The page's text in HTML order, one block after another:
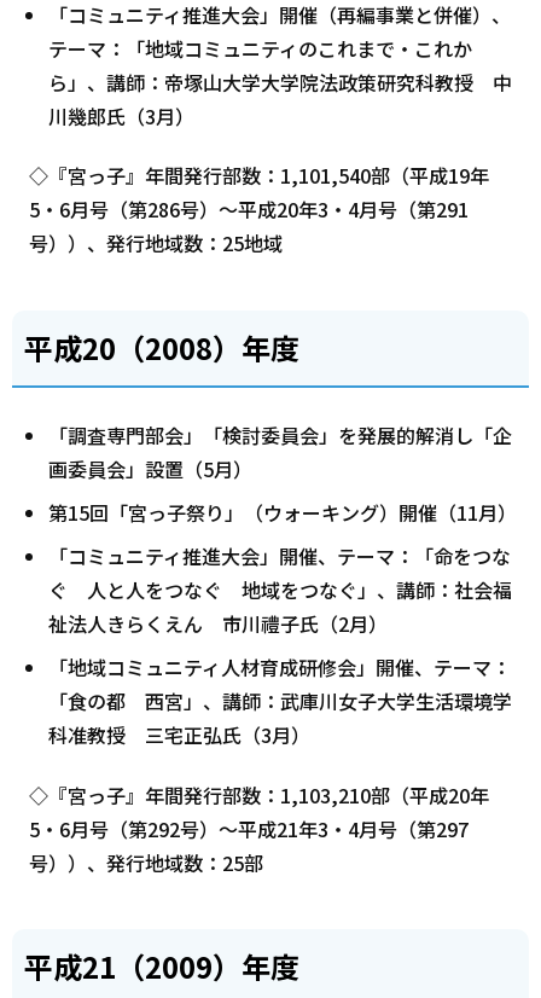
「コミュニティ推進大会」開催（再編事業と併催）、
テーマ：「地域コミュニティのこれまで・これか
ら」、講師：帝塚山大学大学院法政策研究科教授 中
川幾郎氏（3月）
◇『宮っ子』年間発行部数：1,101,540部（平成19年
5・6月号（第286号）～平成20年3・4月号（第291
号））、発行地域数：25地域
平成20（2008）年度
「調査専門部会」「検討委員会」を発展的解消し「企
画委員会」設置（5月）
第15回「宮っ子祭り」（ウォーキング）開催（11月）
「コミュニティ推進大会」開催、テーマ：「命をつな
ぐ 人と人をつなぐ 地域をつなぐ」、講師：社会福
祉法人きらくえん 市川禮子氏（2月）
「地域コミュニティ人材育成研修会」開催、テーマ：
「食の都 西宮」、講師：武庫川女子大学生活環境学
科准教授 三宅正弘氏（3月）
◇『宮っ子』年間発行部数：1,103,210部（平成20年
5・6月号（第292号）～平成21年3・4月号（第297
号））、発行地域数：25部
平成21（2009）年度